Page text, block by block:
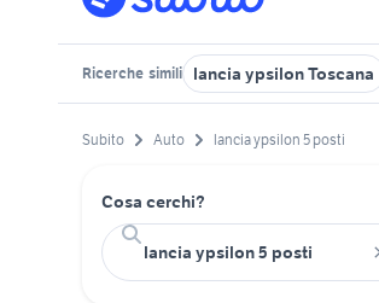
Ricerche simili lancia ypsilon Toscana
Subito Auto lancia ypsilon 5 posti
Cosa cerchi?